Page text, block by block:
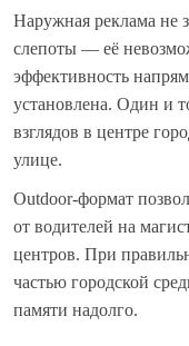
Наружная реклама не
слепоты — её
эффективность
установлена. Один и
взглядов в центре
улице.
Outdoor-формат
от водителей на
центров. При
частью городской
памяти надолго.